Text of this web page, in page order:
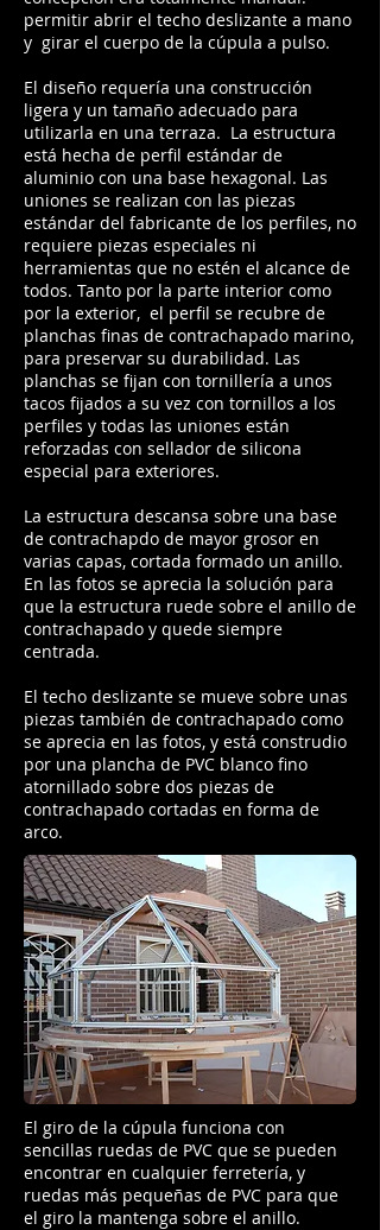
permitir abrir el techo deslizante a mano
y girar el cuerpo de la cúpula a pulso.
El diseño requería una construcción
ligera y un tamaño adecuado para
utilizarla en una terraza. La estructura
está hecha de perfil estándar de
aluminio con una base hexagonal. Las
uniones se realizan con las piezas
estándar del fabricante de los perfiles, no
requiere piezas especiales ni
herramientas que no estén el alcance de
todos. Tanto por la parte interior como
por la exterior, el perfil se recubre de
planchas finas de contrachapado marino,
para preservar su durabilidad. Las
planchas se fijan con tornillería a unos
tacos fijados a su vez con tornillos a los
perfiles y todas las uniones están
reforzadas con sellador de silicona
especial para exteriores.
La estructura descansa sobre una base
de contrachapdo de mayor grosor en
varias capas, cortada formado un anillo.
En las fotos se aprecia la solución para
que la estructura ruede sobre el anillo de
contrachapado y quede siempre
centrada.
El techo deslizante se mueve sobre unas
piezas también de contrachapado como
se aprecia en las fotos, y está construdio
por una plancha de PVC blanco fino
atornillado sobre dos piezas de
contrachapado cortadas en forma de
arco.
El giro de la cúpula funciona con
sencillas ruedas de PVC que se pueden
encontrar en cualquier ferretería, y
ruedas más pequeñas de PVC para que
el giro la mantenga sobre el anillo.